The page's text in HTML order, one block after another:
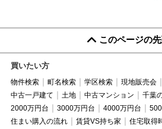
このページの
買いたい方
物件検索 町名検索 学区検索 現地販売会
中古一戸建て
土地 中古マンション 千葉
2000万円台
3000万円台 4000万円台
住まい購入の流れ
賃貸VS持ち家
住宅取得